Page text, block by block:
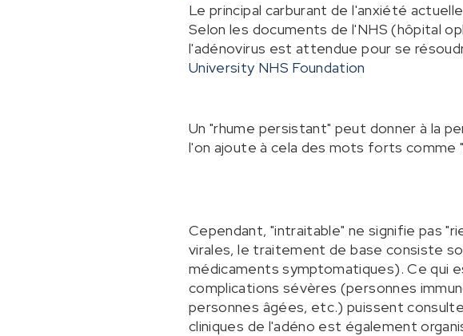
Le principal carburant de l'anxiété
Selon les documents de l'NHS (hôpital
l'adénovirus est attendue pour se
University NHS Foundation
Un "rhume persistant" peut donner à la
l'on ajoute à cela des mots forts comme
Cependant, "intraitable" ne signifie pas
virales, le traitement de base consiste
médicaments symptomatiques). Ce qui
complications sévères (personnes
personnes âgées, etc.) puissent
cliniques de l'adéno est également